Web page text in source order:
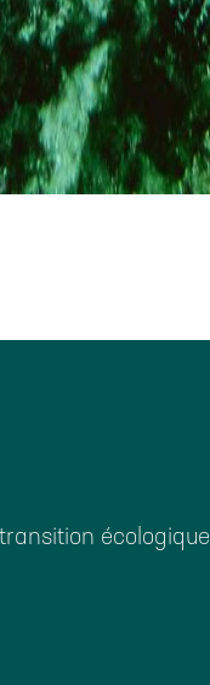
écologique